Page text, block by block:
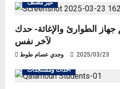
غير مصنف
جهاز الطوارئ والإغاثة- حدك
لآخر نفس
وجدي عصام طوط 2025/03/23
أحداث ومستجدات